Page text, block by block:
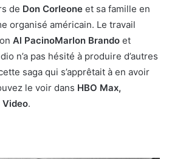
de Don Corleone et sa famille en
organisé américain. Le travail
Al PacinoMarlon Brando et
n’a pas hésité à produire d’autres
saga qui s’apprêtait à en avoir
le voir dans HBO Max,
Video.